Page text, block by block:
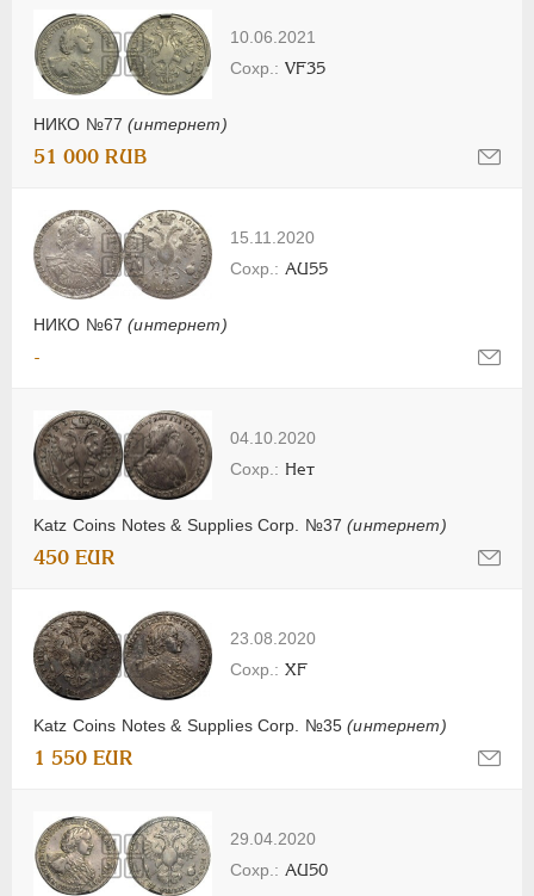
10.06.2021
НИКО №77(интернет)
VF35
51 000 RUB
15.11.2020
НИКО №67(интернет)
AU55
-
04.10.2020
Katz Coins Notes & Supplies Corp. №37(интернет)
Нет
450 EUR
23.08.2020
Katz Coins Notes & Supplies Corp. №35(интернет)
XF
1 550 EUR
29.04.2020
AU50